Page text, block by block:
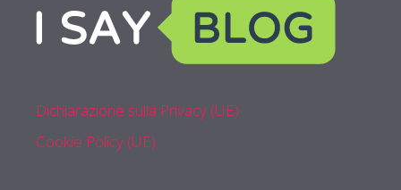
Dichiarazione sulla Privacy (UE)
Cookie Policy (UE)